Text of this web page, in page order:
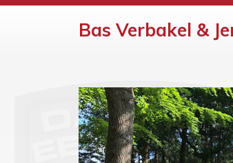
Bas Verbakel &